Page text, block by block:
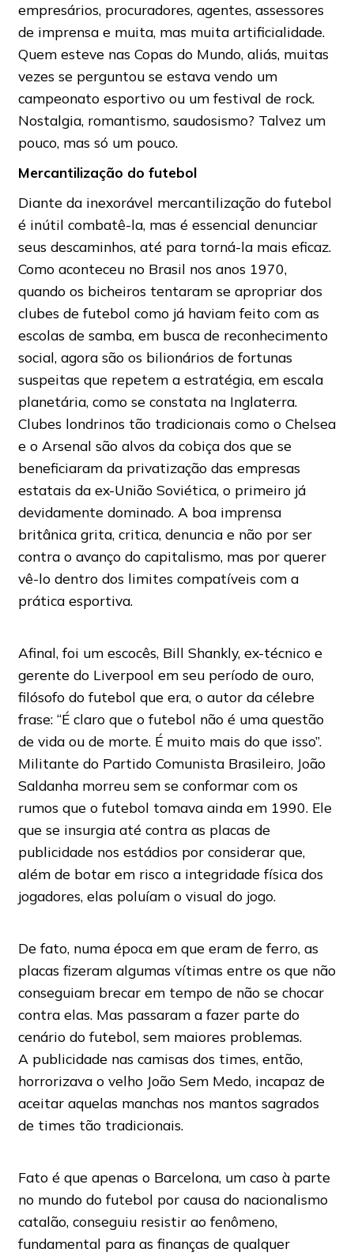
empresários, procuradores, agentes, assessores
de imprensa e muita, mas muita artificialidade.
Quem esteve nas Copas do Mundo, aliás, muitas
vezes se perguntou se estava vendo um
campeonato esportivo ou um festival de rock.
Nostalgia, romantismo, saudosismo? Talvez um
pouco, mas só um pouco.
Mercantilização do futebol
Diante da inexorável mercantilização do futebol
é inútil combatê-la, mas é essencial denunciar
seus descaminhos, até para torná-la mais eficaz.
Como aconteceu no Brasil nos anos 1970,
quando os bicheiros tentaram se apropriar dos
clubes de futebol como já haviam feito com as
escolas de samba, em busca de reconhecimento
social, agora são os bilionários de fortunas
suspeitas que repetem a estratégia, em escala
planetária, como se constata na Inglaterra.
Clubes londrinos tão tradicionais como o Chelsea
e o Arsenal são alvos da cobiça dos que se
beneficiaram da privatização das empresas
estatais da ex-União Soviética, o primeiro já
devidamente dominado. A boa imprensa
britânica grita, critica, denuncia e não por ser
contra o avanço do capitalismo, mas por querer
vê-lo dentro dos limites compatíveis com a
prática esportiva.
Afinal, foi um escocês, Bill Shankly, ex-técnico e
gerente do Liverpool em seu período de ouro,
filósofo do futebol que era, o autor da célebre
frase: “É claro que o futebol não é uma questão
de vida ou de morte. É muito mais do que isso”.
Militante do Partido Comunista Brasileiro, João
Saldanha morreu sem se conformar com os
rumos que o futebol tomava ainda em 1990. Ele
que se insurgia até contra as placas de
publicidade nos estádios por considerar que,
além de botar em risco a integridade física dos
jogadores, elas poluíam o visual do jogo.
De fato, numa época em que eram de ferro, as
placas fizeram algumas vítimas entre os que não
conseguiam brecar em tempo de não se chocar
contra elas. Mas passaram a fazer parte do
cenário do futebol, sem maiores problemas.
A publicidade nas camisas dos times, então,
horrorizava o velho João Sem Medo, incapaz de
aceitar aquelas manchas nos mantos sagrados
de times tão tradicionais.
Fato é que apenas o Barcelona, um caso à parte
no mundo do futebol por causa do nacionalismo
catalão, conseguiu resistir ao fenômeno,
fundamental para as finanças de qualquer